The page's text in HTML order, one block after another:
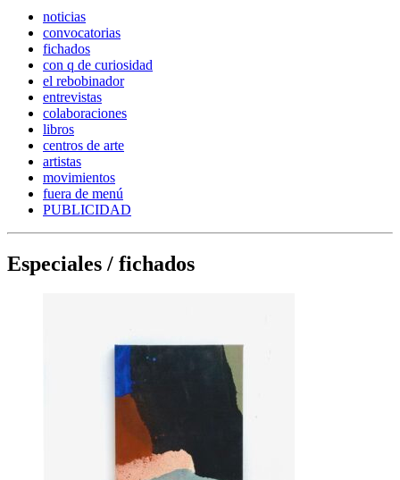
noticias
convocatorias
fichados
con q de curiosidad
el rebobinador
entrevistas
colaboraciones
libros
centros de arte
artistas
movimientos
fuera de menú
PUBLICIDAD
Especiales / fichados